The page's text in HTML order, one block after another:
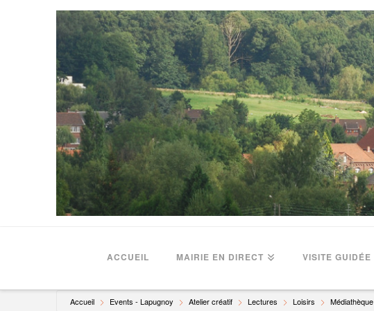
ACCUEIL MAIRIE EN DIRECT VISITE GUIDÉE
Accueil Events - Lapugnoy Atelier créatif Lectures Loisirs Médiathèque